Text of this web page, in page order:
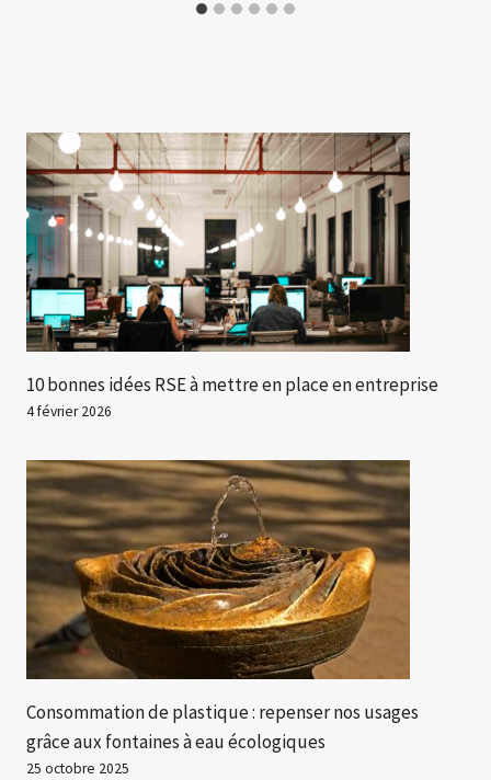
10 bonnes idées RSE à mettre en place en entreprise
4 février 2026
Consommation de plastique : repenser nos usages
grâce aux fontaines à eau écologiques
25 octobre 2025